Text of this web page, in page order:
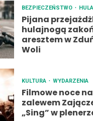
BEZPIECZEŃSTWO
Pijana
hulajnogą
aresztem w
Woli
KULTURA WYDARZENIA
Filmowe noce
zalewem
„Sing” w